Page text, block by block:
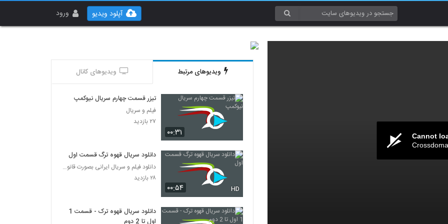
ورود آپلود ویدیو
Cannot
ویدیوهای مرتبط ویدیوهای کانال
۰۰:۳۱
تیزر قسمت چهارم سریال نیوکمپ
فیلم و سریال
۲۷ بازدید
۰۰:۵۴ HD
دانلود سریال قهوه ترگ قسمت اول
دانلود فیلم و سریال ایرانی بصورت قانونی
۲۸ بازدید
دانلود سریال قهوه ترک - قسمت 1
اول تا 2 دوم